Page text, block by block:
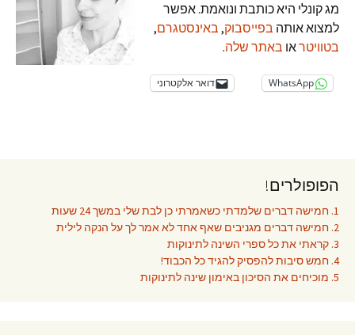
מג קונלי היא כותבת ונואמת. אפשר
למצוא אותה בפייסבוק, באינסטגרם,
בטוויטראו באתר שלה.
WhatsApp דואר אלקטרוני
הפופולרים!
1. חמישה דברים שלמדתי כשאמרתי כן לבת שלי במשך 24 שעות
2. חמישה דברים מגניבים שאף אחד לא אמר לך על הנקה לילית
3. קראתי את כל ספרי השינה לתינוקות
4. חמש סיבות להפסיק להגיד כל הכבוד!
5. מוכיחים את הסיכון באימון שינה לתינוקות